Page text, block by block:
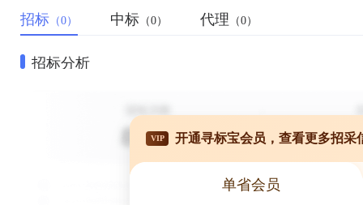
招标 （0） 中标 （0） 代理 （0）
招标分析
VIP 开通寻标宝会员，查看更多招采
单省会员